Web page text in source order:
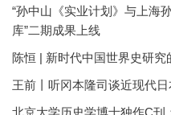
“孙中山《实业计划》与上海
库”二期成果上线
陈恒 | 新时代中国世界史研究
王前丨听冈本隆司谈近现代
北京大学历史学博士独作C刊